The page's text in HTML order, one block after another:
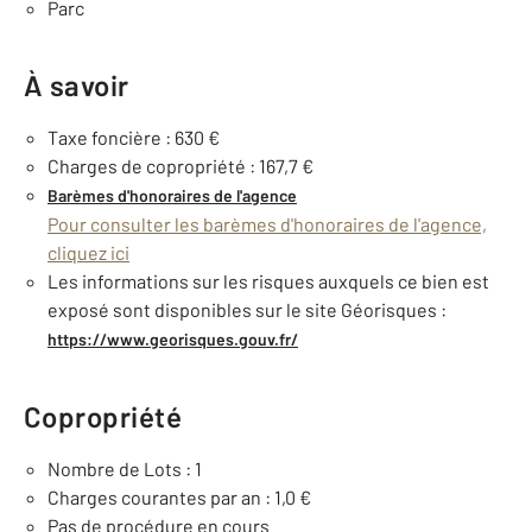
Parc
À savoir
Taxe foncière : 630 €
Charges de copropriété : 167,7 €
Barèmes d'honoraires de l'agence
Pour consulter les barèmes d'honoraires de l'agence,
cliquez ici
Les informations sur les risques auxquels ce bien est
exposé sont disponibles sur le site Géorisques :
https://www.georisques.gouv.fr/
Copropriété
Nombre de Lots : 1
Charges courantes par an : 1,0 €
Pas de procédure en cours